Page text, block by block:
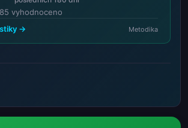
85 vyhodnoceno
→
Metodika